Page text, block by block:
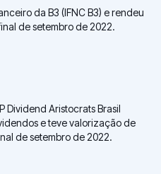
da B3 (IFNC B3) e rendeu
de setembro de 2022.
Dividend Aristocrats Brasil
e teve valorização de
de setembro de 2022.